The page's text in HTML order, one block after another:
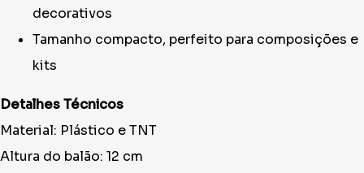
decorativos
Tamanho compacto, perfeito para composições e
kits
Detalhes Técnicos
Material: Plástico e TNT
Altura do balão: 12 cm